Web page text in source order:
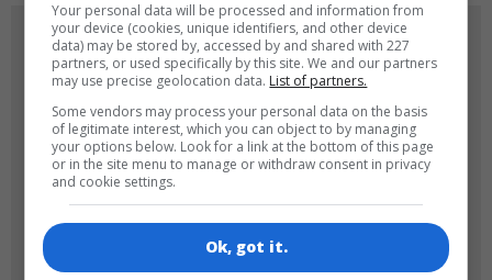
OYUN RESIMLERI
Your personal data will be processed and information from
your device (cookies, unique identifiers, and other device
data) may be stored by, accessed by and shared with 227
partners, or used specifically by this site. We and our partners
may use precise geolocation data. List of partners.
Some vendors may process your personal data on the basis
of legitimate interest, which you can object to by managing
your options below. Look for a link at the bottom of this page
or in the site menu to manage or withdraw consent in privacy
and cookie settings.
Ok, got it.